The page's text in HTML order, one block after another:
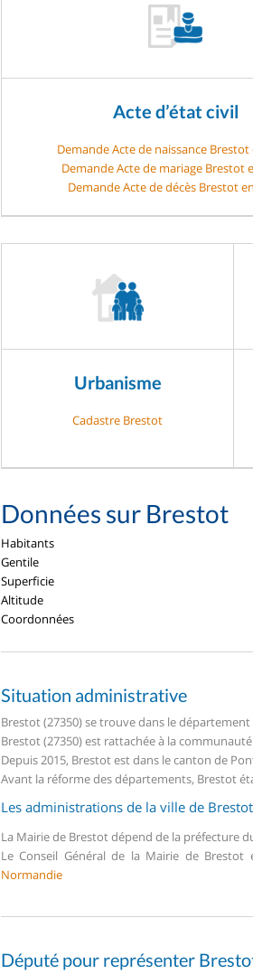
Acte d’état civil
Demande Acte de naissance Brestot
Demande Acte de mariage Brestot
Demande Acte de décès Brestot
Urbanisme
Cadastre Brestot
Données sur Brestot
Habitants
Gentile
Superficie
Altitude
Coordonnées
Situation administrative
Brestot (27350) se trouve dans le département
Brestot (27350) est rattachée à la
Depuis 2015, Brestot est dans le canton de
Avant la réforme des départements, Brestot
Les administrations de la ville de Brestot
La Mairie de Brestot dépend de la préfecture
Le Conseil Général de la Mairie de Brestot
Normandie
Député pour représenter